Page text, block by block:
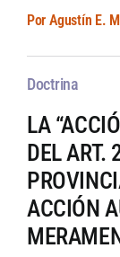
Por Agustín E.
Doctrina
LA
DEL ART.
ACCIÓN